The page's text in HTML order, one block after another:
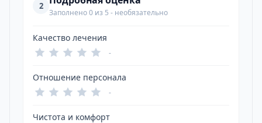
2
Заполнено 0 из 5 - необязательно
Качество лечения
-
Отношение персонала
-
Чистота и комфорт